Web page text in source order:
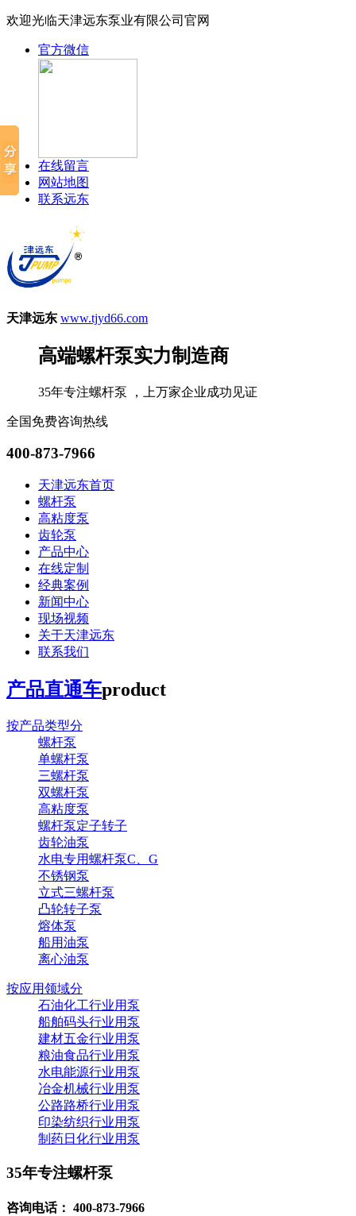
欢迎光临天津远东泵业有限公司官网
官方微信
在线留言
网站地图
联系远东
天津远东 www.tjyd66.com
高端螺杆泵实力制造商
35年专注螺杆泵 ，上万家企业成功见证
全国免费咨询热线
400-873-7966
天津远东首页
螺杆泵
高粘度泵
齿轮泵
产品中心
在线定制
经典案例
新闻中心
现场视频
关于天津远东
联系我们
产品直通车product
按产品类型分
螺杆泵
单螺杆泵
三螺杆泵
双螺杆泵
高粘度泵
螺杆泵定子转子
齿轮油泵
水电专用螺杆泵C、G
不锈钢泵
立式三螺杆泵
凸轮转子泵
熔体泵
船用油泵
离心油泵
按应用领域分
石油化工行业用泵
船舶码头行业用泵
建材五金行业用泵
粮油食品行业用泵
水电能源行业用泵
冶金机械行业用泵
公路路桥行业用泵
印染纺织行业用泵
制药日化行业用泵
35年专注螺杆泵
咨询电话： 400-873-7966